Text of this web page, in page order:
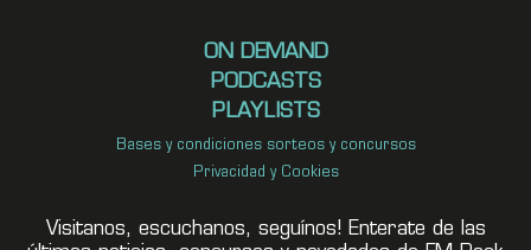
ON DEMAND
PODCASTS
PLAYLISTS
Bases y condiciones sorteos y concursos
Privacidad y Cookies
Visitanos, escuchanos, seguínos! Enterate de las